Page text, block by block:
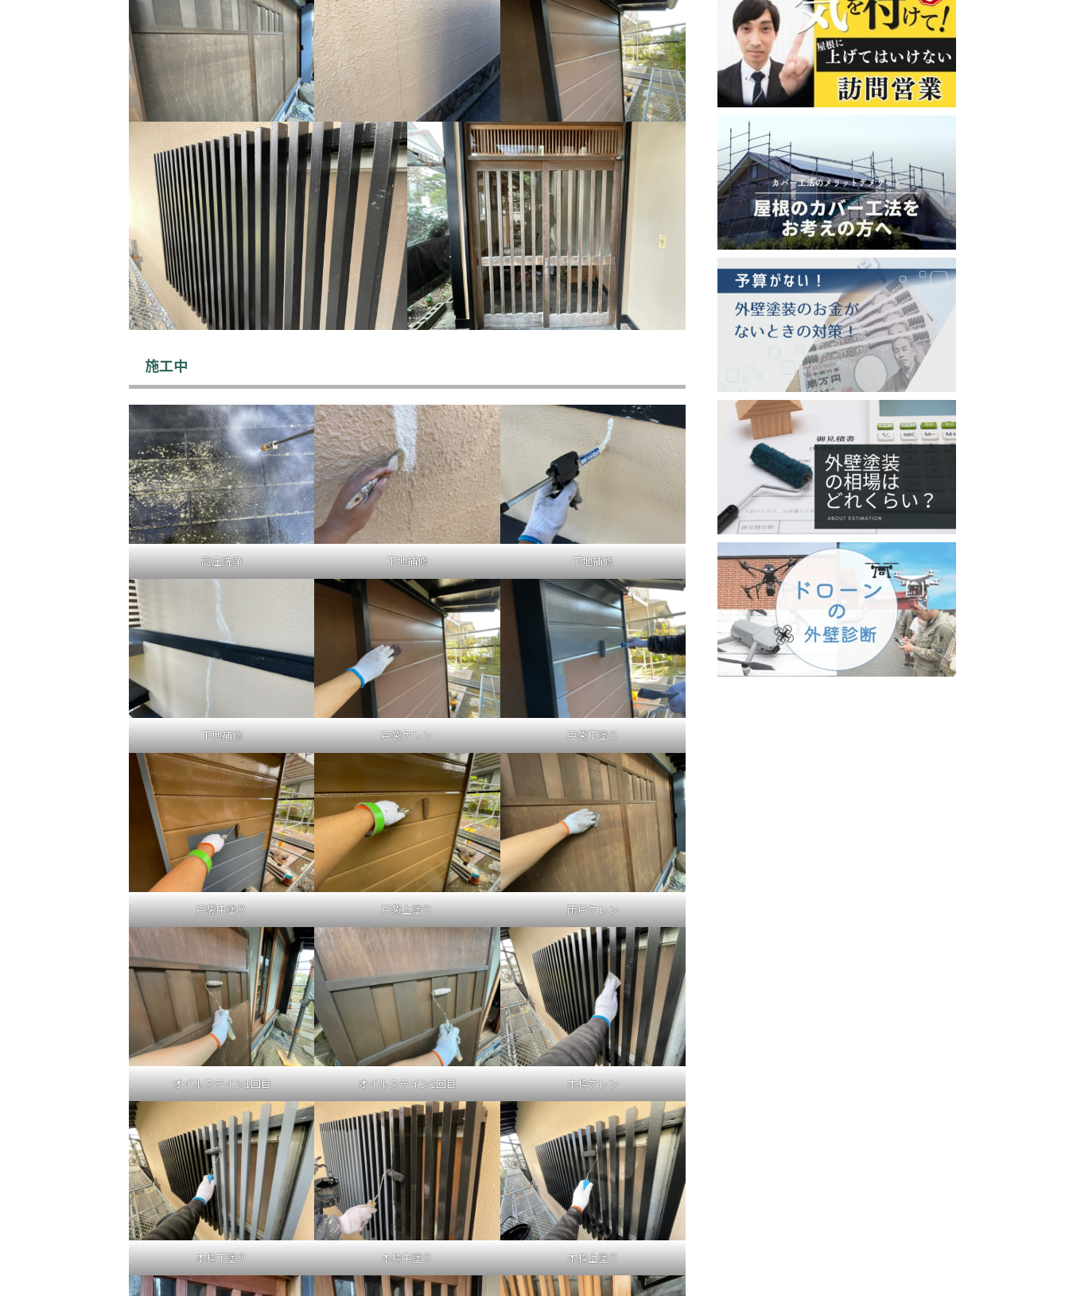
施工中
高圧洗浄 下地補修 下地補修
下地補修 戸袋ケレン 戸袋下塗り
戸袋中塗り 戸袋上塗り 雨戸ケレン
オイルステイン1回目 オイルステイン2回目 木枠ケレン
木枠下塗り 木枠中塗り 木枠上塗り